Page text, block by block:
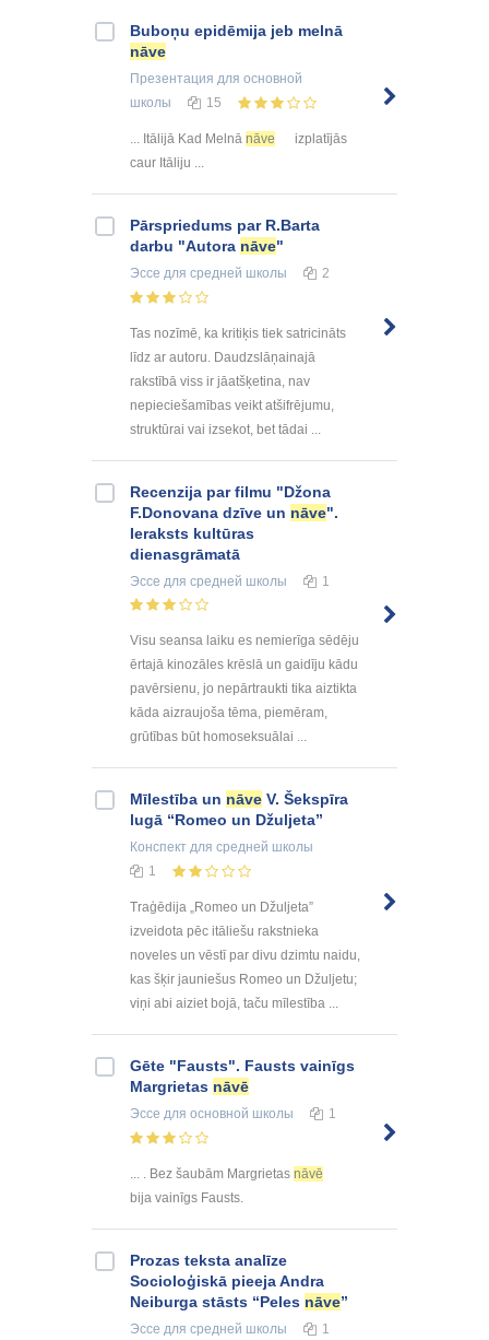
Buboņu epidēmija jeb melnā
nāve
Презентация для основной
школы
15
... Itālijā Kad Melnā nāve
izplatījās
caur Itāliju ...
Pārspriedums par R.Barta
darbu "Autora nāve"
Эссе для средней школы 2
Tas nozīmē, ka kritiķis tiek satricināts
līdz ar autoru. Daudzslāņainajā
rakstībā viss ir jāatšķetina, nav
nepieciešamības veikt atšifrējumu,
struktūrai vai izsekot, bet tādai ...
Recenzija par filmu "Džona
F.Donovana dzīve un nāve".
Ieraksts kultūras
dienasgrāmatā
Эссе для средней школы 1
Visu seansa laiku es nemierīga sēdēju
ērtajā kinozāles krēslā un gaidīju kādu
pavērsienu, jo nepārtraukti tika aiztikta
kāda aizraujoša tēma, piemēram,
grūtības būt homoseksuālai ...
Mīlestība un nāve V. Šekspīra
lugā “Romeo un Džuljeta”
Конспект для средней школы
1
Traģēdija „Romeo un Džuljeta”
izveidota pēc itāliešu rakstnieka
noveles un vēstī par divu dzimtu naidu,
kas šķir jauniešus Romeo un Džuljetu;
viņi abi aiziet bojā, taču mīlestība ...
Gēte "Fausts". Fausts vainīgs
Margrietas nāvē
Эссе для основной школы 1
... . Bez šaubām Margrietas nāvē
bija vainīgs Fausts.
Prozas teksta analīze
Socioloģiskā pieeja Andra
Neiburga stāsts “Peles nāve”
Эссе для средней школы 1